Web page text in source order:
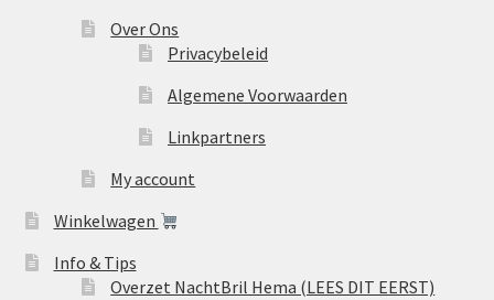
Over Ons
Privacybeleid
Algemene Voorwaarden
Linkpartners
My account
Winkelwagen
Info & Tips
Overzet NachtBril Hema (LEES DIT EERST)